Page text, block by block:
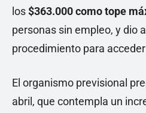
los$363.000 como tope
personas sin empleo, y dio
procedimiento para
El organismo previsional
abril, que contempla un